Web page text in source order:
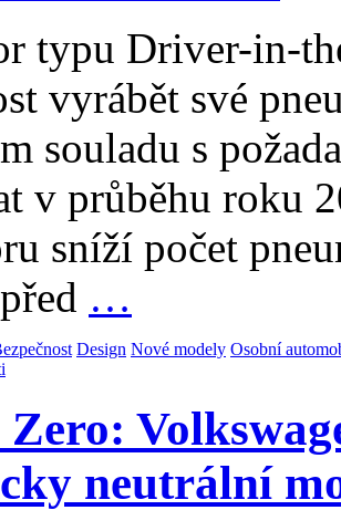
typu Driver-in-
vyrábět své
souladu s
v průběhu roku
sníží počet
…
Design Nové modely Osobní
neutrální